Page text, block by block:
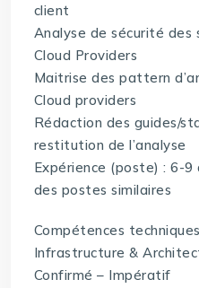
client
Analyse de sécurité des
Cloud Providers
Maitrise des pattern
Cloud providers
Rédaction des guides/
restitution de l’analyse
Expérience (poste) : 6-9
des postes similaires
Compétences techniques
Infrastructure &
Confirmé – Impératif